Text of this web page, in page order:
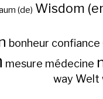
(de) Wisdom
bonheur confiance
mesure médecine
way Welt